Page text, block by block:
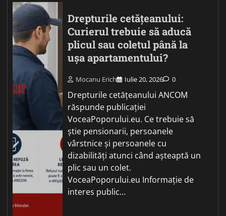
Drepturile cetățeanului:
Curierul trebuie să aducă
plicul sau coletul până la
ușa apartamentului?
Mocanu Erich Iulie 20, 2026 0
Drepturile cetățeanului ANCOM
răspunde publicației
VoceaPoporului.eu. Ce trebuie să
știe pensionarii, persoanele
vârstnice și persoanele cu
dizabilități atunci când așteaptă un
plic sau un colet.
VoceaPoporului.eu Informație de
interes public…